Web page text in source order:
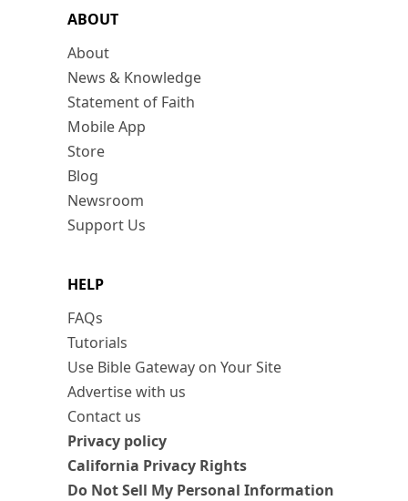
ABOUT
About
News & Knowledge
Statement of Faith
Mobile App
Store
Blog
Newsroom
Support Us
HELP
FAQs
Tutorials
Use Bible Gateway on Your Site
Advertise with us
Contact us
Privacy policy
California Privacy Rights
Do Not Sell My Personal Information